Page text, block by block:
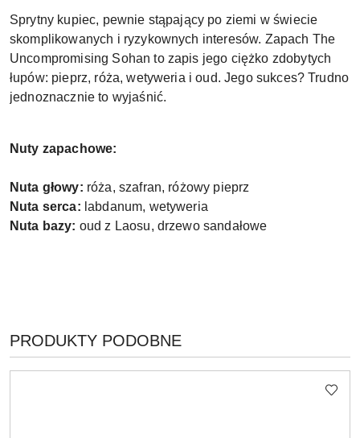
Sprytny kupiec, pewnie stąpający po ziemi w świecie
skomplikowanych i ryzykownych interesów. Zapach The
Uncompromising Sohan to zapis jego ciężko zdobytych
łupów: pieprz, róża, wetyweria i oud. Jego sukces? Trudno
jednoznacznie to wyjaśnić.
Nuty zapachowe:
Nuta głowy: róża, szafran, różowy pieprz
Nuta serca: labdanum, wetyweria
Nuta bazy: oud z Laosu, drzewo sandałowe
Pomiń karuzelę produktów
PRODUKTY
O
PRODUKTY PODOBNE